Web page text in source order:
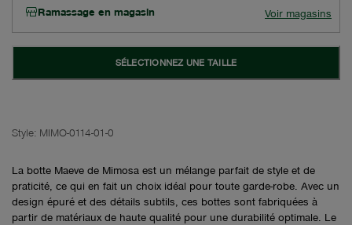
Ramassage en magasin Voir magasins
SÉLECTIONNEZ UNE TAILLE
Style: MIMO-0114-01-0
La botte Maeve de Mimosa est un mélange parfait de style et de
praticité, ce qui en fait un choix idéal pour toute garde-robe. Avec un
design épuré et des détails subtils, ces bottes sont fabriquées à
partir de matériaux de haute qualité pour une durabilité optimale. Le